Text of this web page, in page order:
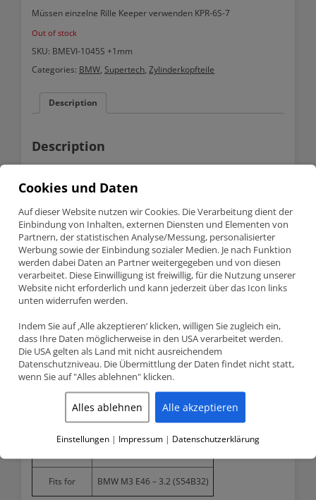
Müssen einzelne Rille Keeper verwenden KPR-6S-7
Out of stock
SKU: BMEVI-1045S +1mm
Categories: BMW, Supertech, Zylinderkopfteile
Description
Description
1045S +1mm
Teilenummer BMEVI-1045S +1mm
Supertech Inconel Auslassventil
BMW M3 E36 – 3.2 (S54B32)
Müssen einzelne Rille Keeper verwendenKPR-6S-7
Product detailed specification
Model number BMEVI-1045S
Head diameter 31.50mm
Stem diameter 5.95mm
Length 119.10mm
Fits for BMW M3 E46 – 3.2 (S54B32)
Cookies und Daten
Auf dieser Website nutzen wir Cookies. Die Verarbeitung dient der
Einbindung von Inhalten, externen Diensten und Elementen von
Partnern, der statistischen Analyse/Messung, personalisierter
Werbung sowie der Einbindung sozialer Medien. Je nach Funktion
werden dabei Daten an Partner weitergegeben und von diesen
verarbeitet. Diese Einwilligung ist freiwillig, für die Nutzung unserer
Website nicht erforderlich und kann jederzeit über das Icon links
unten widerrufen werden.
Indem Sie auf ‚Alle akzeptieren‘ klicken, willigen Sie zugleich ein,
dass Ihre Daten möglicherweise in den USA verarbeitet werden.
Die USA gelten als Land mit nicht ausreichendem
Datenschutzniveau. Die Übermittlung der Daten findet nicht statt,
wenn Sie auf "Alles ablehnen" klicken.
Alles ablehnen Alle akzeptieren
Einstellungen | Impressum | Datenschutzerklärung